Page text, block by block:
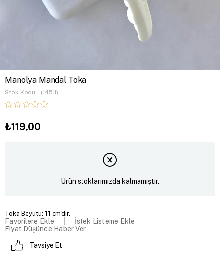
Manolya Mandal Toka
Stok Kodu (14511)
₺119,00
Ürün stoklarımızda kalmamıştır.
Toka Boyutu: 11 cm'dir.
Favorilere Ekle
İstek Listeme Ekle
Fiyat Düşünce Haber Ver
Tavsiye Et